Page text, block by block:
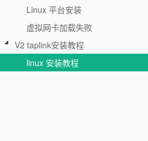
Linux 平台安装
虚拟网卡加载失败
V2 taplink安装教程
linux 安装教程